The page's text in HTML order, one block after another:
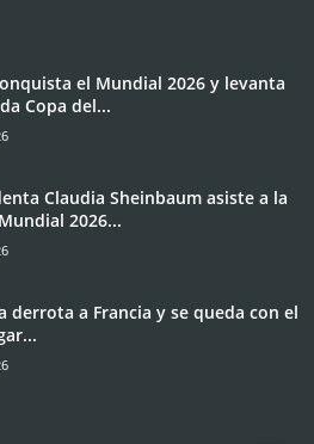
el Mundial 2026 y levanta
Copa del...
Claudia Sheinbaum asiste a la
2026...
derrota a Francia y se queda con el